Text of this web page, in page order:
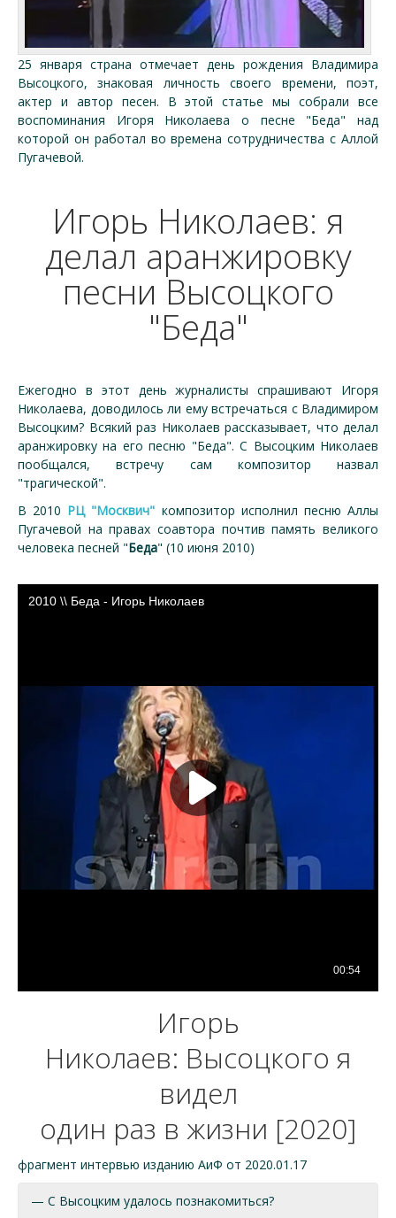
25 января страна отмечает день рождения Владимира
Высоцкого, знаковая личность своего времени, поэт,
актер и автор песен. В этой статье мы собрали все
воспоминания Игоря Николаева о песне "Беда" над
которой он работал во времена сотрудничества с Аллой
Пугачевой.
Игорь Николаев: я
делал аранжировку
песни Высоцкого
"Беда"
Ежегодно в этот день журналисты спрашивают Игоря
Николаева, доводилось ли ему встречаться с Владимиром
Высоцким? Всякий раз Николаев рассказывает, что делал
аранжировку на его песню "Беда". С Высоцким Николаев
пообщался, встречу сам композитор назвал
"трагической".
В 2010 РЦ "Москвич" композитор исполнил песню Аллы
Пугачевой на правах соавтора почтив память великого
человека песней "Беда" (10 июня 2010)
Игорь
Николаев: Высоцкого я
видел
один раз в жизни [2020]
фрагмент интервью изданию АиФ от 2020.01.17
— С Высоцким удалось познакомиться?